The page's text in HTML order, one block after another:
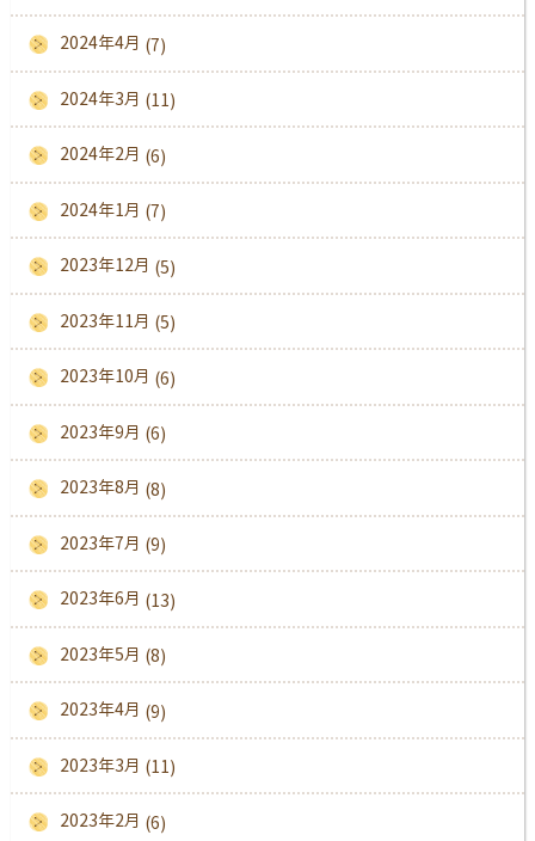
2024年4月 (7)
2024年3月 (11)
2024年2月 (6)
2024年1月 (7)
2023年12月 (5)
2023年11月 (5)
2023年10月 (6)
2023年9月 (6)
2023年8月 (8)
2023年7月 (9)
2023年6月 (13)
2023年5月 (8)
2023年4月 (9)
2023年3月 (11)
2023年2月 (6)